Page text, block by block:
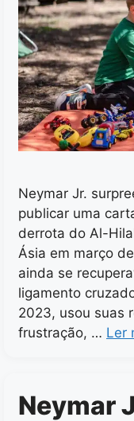
Neymar Jr.
publicar uma
derrota do Al-
Ásia em março
ainda se
ligamento
2023, usou suas
frustração, … Ler
Neymar